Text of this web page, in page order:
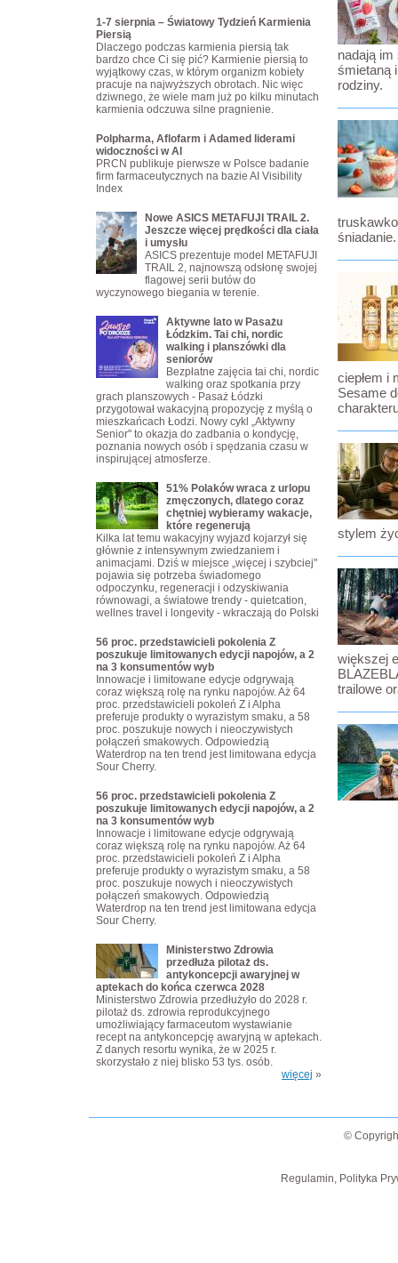
nadają im
śmietaną
rodziny.
śniadanie.
ciepłem i
Sesame
stylem
większej
trailowe
1-7 sierpnia – Światowy Tydzień Karmienia
Piersią
Dlaczego podczas karmienia piersią tak
bardzo chce Ci się pić? Karmienie piersią to
wyjątkowy czas, w którym organizm kobiety
pracuje na najwyższych obrotach. Nic więc
dziwnego, że wiele mam już po kilku minutach
karmienia odczuwa silne pragnienie.
Polpharma, Aflofarm i Adamed liderami
widoczności w AI
PRCN publikuje pierwsze w Polsce badanie
firm farmaceutycznych na bazie AI Visibility
Index
Nowe ASICS METAFUJI TRAIL 2.
Jeszcze więcej prędkości dla ciała
i umysłu
ASICS prezentuje model METAFUJI
TRAIL 2, najnowszą odsłonę swojej
flagowej serii butów do
wyczynowego biegania w terenie.
Aktywne lato w Pasażu
Łódzkim. Tai chi, nordic
walking i planszówki dla
seniorów
Bezpłatne zajęcia tai chi, nordic
walking oraz spotkania przy
grach planszowych - Pasaż Łódzki
przygotował wakacyjną propozycję z myślą o
mieszkańcach Łodzi. Nowy cykl „Aktywny
Senior" to okazja do zadbania o kondycję,
poznania nowych osób i spędzania czasu w
inspirującej atmosferze.
51% Polaków wraca z urlopu
zmęczonych, dlatego coraz
chętniej wybieramy wakacje,
które regenerują
Kilka lat temu wakacyjny wyjazd kojarzył się
głównie z intensywnym zwiedzaniem i
animacjami. Dziś w miejsce „więcej i szybciej"
pojawia się potrzeba świadomego
odpoczynku, regeneracji i odzyskiwania
równowagi, a światowe trendy - quietcation,
wellnes travel i longevity - wkraczają do Polski
56 proc. przedstawicieli pokolenia Z
poszukuje limitowanych edycji napojów, a 2
na 3 konsumentów wyb
Innowacje i limitowane edycje odgrywają
coraz większą rolę na rynku napojów. Aż 64
proc. przedstawicieli pokoleń Z i Alpha
preferuje produkty o wyrazistym smaku, a 58
proc. poszukuje nowych i nieoczywistych
połączeń smakowych. Odpowiedzią
Waterdrop na ten trend jest limitowana edycja
Sour Cherry.
56 proc. przedstawicieli pokolenia Z
poszukuje limitowanych edycji napojów, a 2
na 3 konsumentów wyb
Innowacje i limitowane edycje odgrywają
coraz większą rolę na rynku napojów. Aż 64
proc. przedstawicieli pokoleń Z i Alpha
preferuje produkty o wyrazistym smaku, a 58
proc. poszukuje nowych i nieoczywistych
połączeń smakowych. Odpowiedzią
Waterdrop na ten trend jest limitowana edycja
Sour Cherry.
Ministerstwo Zdrowia
przedłuża pilotaż ds.
antykoncepcji awaryjnej w
aptekach do końca czerwca 2028
Ministerstwo Zdrowia przedłużyło do 2028 r.
pilotaż ds. zdrowia reprodukcyjnego
umożliwiający farmaceutom wystawianie
recept na antykoncepcję awaryjną w aptekach.
Z danych resortu wynika, że w 2025 r.
skorzystało z niej blisko 53 tys. osób.
więcej »
©
Regulamin, Polityka